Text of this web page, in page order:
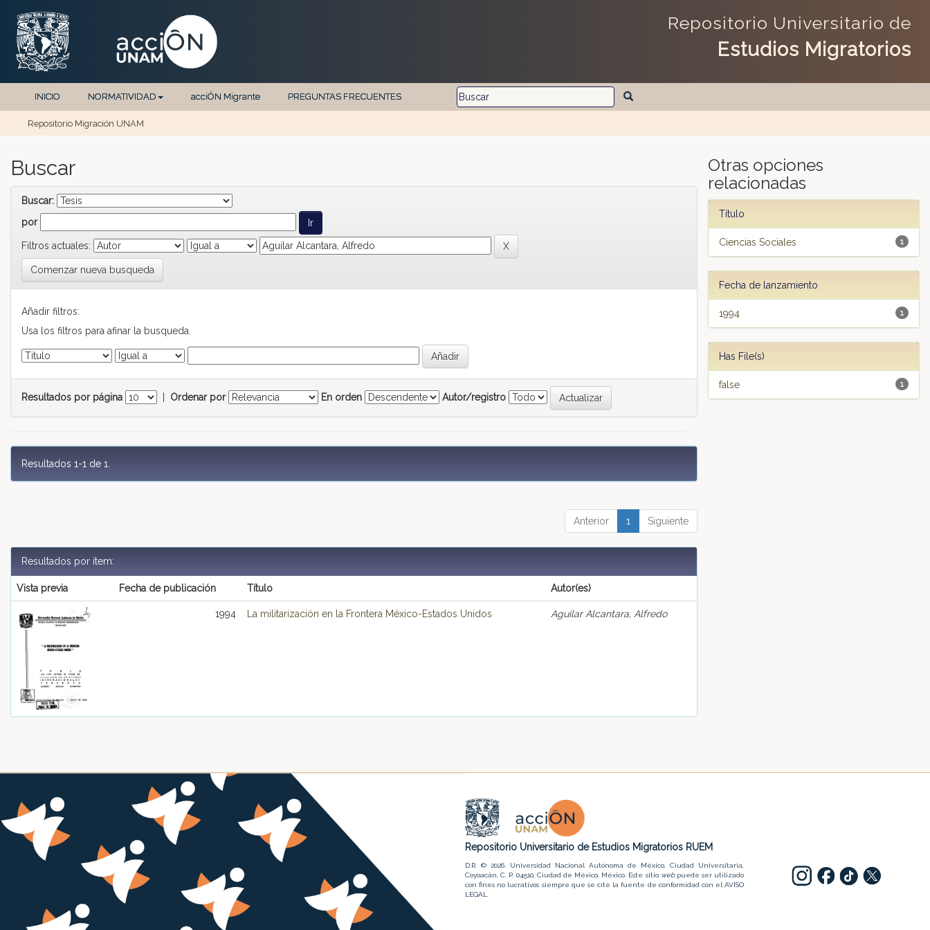
Repositorio Universitario de
Estudios Migratorios
INICIO NORMATIVIDAD acciÓN Migrante PREGUNTAS FRECUENTES
Repositorio Migración UNAM
Buscar
Buscar:
por
Filtros actuales:
Comenzar nueva busqueda
Añadir filtros:
Usa los filtros para afinar la busqueda.
Resultados por página Ordenar por En orden Autor/registro
Resultados 1-1 de 1.
Anterior 1 Siguiente
Resultados por ítem:
Vista previa Fecha de publicación Título Autor(es)
1994 La militarización en la Frontera México-Estados Unidos Aguilar Alcantara, Alfredo
Otras opciones
relacionadas
Título
1
Ciencias Sociales
Fecha de lanzamiento
1
1994
Has File(s)
1
false
Repositorio Universitario de Estudios Migratorios RUEM
D.R. © 2026. Universidad Nacional Autónoma de México, Ciudad Universitaria,
Coyoacán, C. P. 04510, Ciudad de México, México. Este sitio webpuede ser utilizado
con fines no lucrativos siempre que se cite la fuente de conformidad con elAVISO
LEGAL